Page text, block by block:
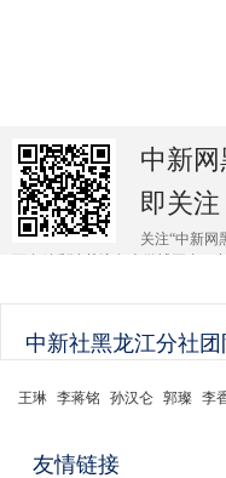
中新
即关注
关注“中新网
中新社黑龙江分社团
王琳 李蒋铭 孙汉仑 郭璨 李
友情链接